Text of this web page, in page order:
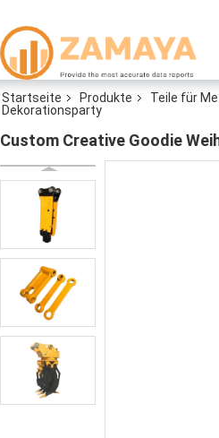
Startseite Produkte Teile für
Dekorationsparty
Custom Creative Goodie